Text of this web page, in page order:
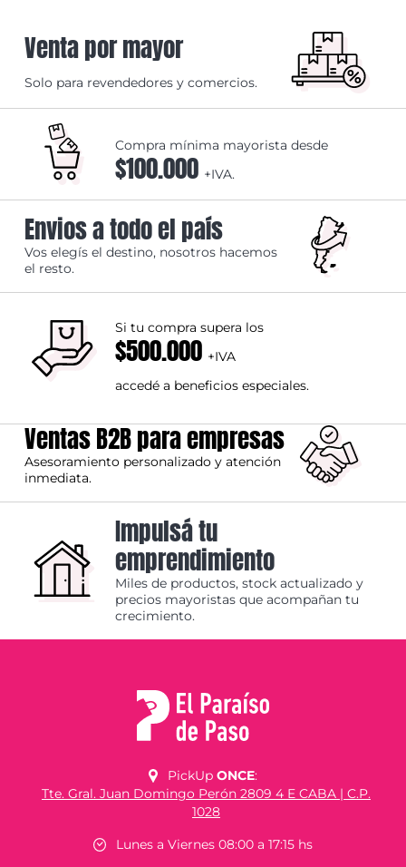
Venta por mayor
Solo para revendedores y comercios.
Compra mínima mayorista desde
$100.000 +IVA.
Envios a todo el país
Vos elegís el destino, nosotros hacemos
el resto.
Si tu compra supera los
$500.000 +IVA
accedé a beneficios especiales.
Ventas B2B para empresas
Asesoramiento personalizado y atención
inmediata.
Impulsá tu
emprendimiento
Miles de productos, stock actualizado y
precios mayoristas que acompañan tu
crecimiento.
PickUp ONCE:
Tte. Gral. Juan Domingo Perón 2809 4 E CABA | C.P.
1028
Lunes a Viernes 08:00 a 17:15 hs